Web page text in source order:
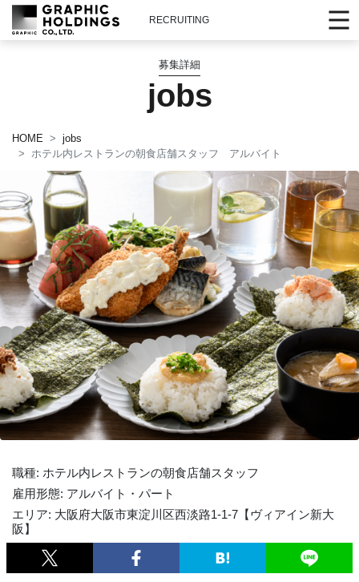
RECRUITING
募集詳細
jobs
HOME
jobs
ホテル内レストランの朝食店舗スタッフ アルバイト
職種: ホテル内レストランの朝食店舗スタッフ
雇用形態: アルバイト・パート
エリア: 大阪府大阪市東淀川区西淡路1-1-7【ヴィアイン新大
阪】